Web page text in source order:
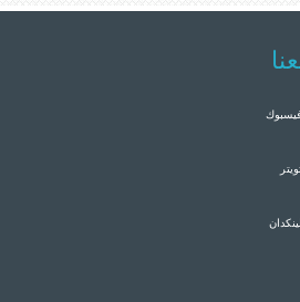
فيسبوك
لينكدان